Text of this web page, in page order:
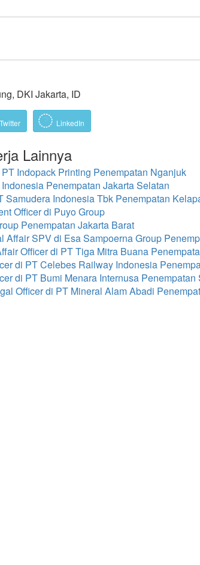
DKI Jakarta, ID
Twitter LinkedIn
Lainnya
Indopack Printing Penempatan Nganjuk
Penempatan Jakarta Selatan
Samudera Indonesia Tbk Penempatan
Officer di Puyo Group
Penempatan Jakarta Barat
Affair SPV di Esa Sampoerna Group
Officer di PT Tiga Mitra Buana
di PT Celebes Railway Indonesia
di PT Bumi Menara Internusa Penempatan
Officer di PT Mineral Alam Abadi